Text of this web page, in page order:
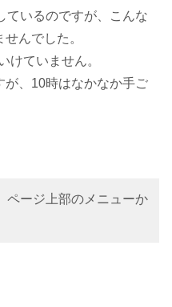
ているのですが、こんな
んでした。
けていません。
が、10時はなかなか手ご
ページ上部のメニューか